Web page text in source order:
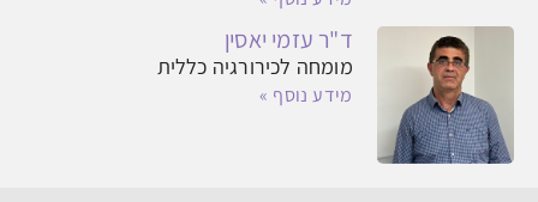
ד"ר עזמי יאסין
מומחה לכירורגיה כללית
מידע נוסף »